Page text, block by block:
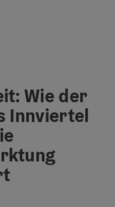
Wie der
Innviertel